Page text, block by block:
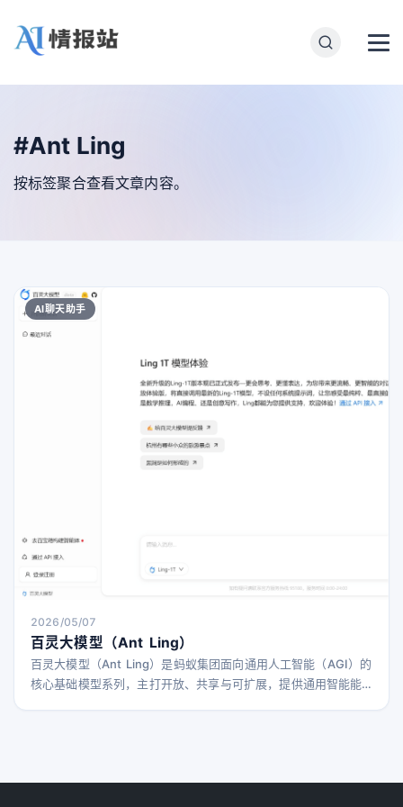
#Ant Ling
按标签聚合查看文章内容。
AI聊天助手
2026/05/07
百灵大模型（Ant Ling）
百灵大模型（Ant Ling）是蚂蚁集团面向通用人工智能（AGI）的
核心基础模型系列，主打开放、共享与可扩展，提供通用智能能